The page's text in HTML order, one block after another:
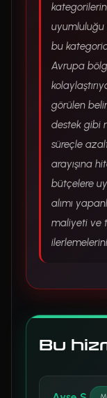
uyumluluğu
bu
Avrupa
görülen
destek gibi
süreçle
arayışına
bütçelere
alımı
maliyeti ve
Bu